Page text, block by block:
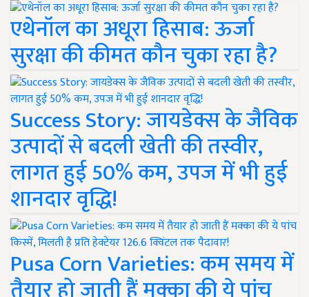
एथेनॉल का अधूरा हिसाब: ऊर्जा
सुरक्षा की कीमत कौन चुका रहा है?
Success Story: जायडेक्स के जैविक
उत्पादों से बदली खेती की तस्वीर,
लागत हुई 50% कम, उपज में भी हुई
शानदार वृद्धि!
Pusa Corn Varieties: कम समय में